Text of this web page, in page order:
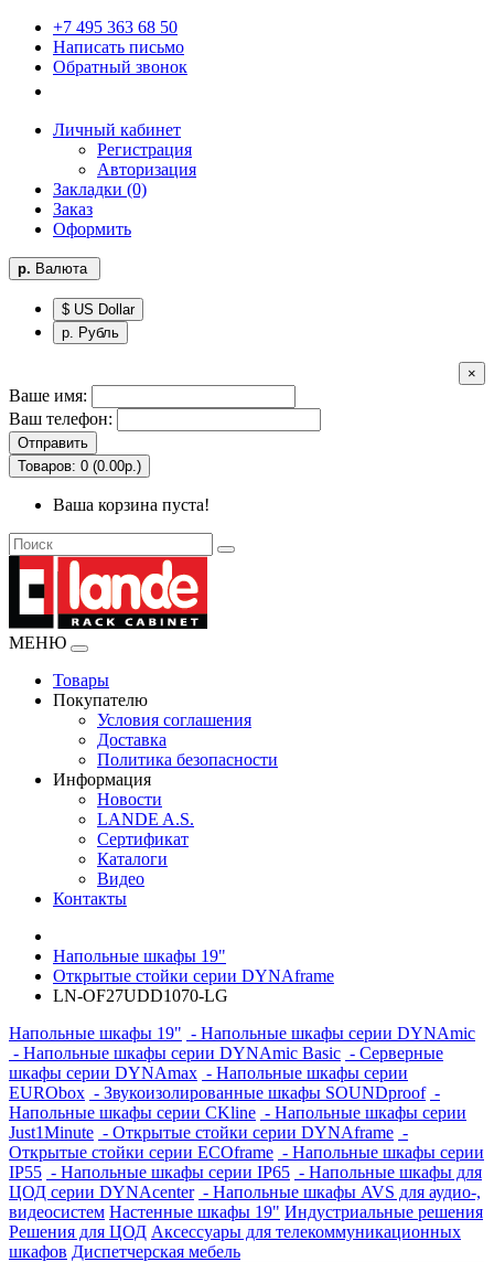
+7 495 363 68 50
Написать письмо
Обратный звонок
Личный кабинет
Регистрация
Авторизация
Закладки (0)
Заказ
Оформить
р. Валюта
$ US Dollar
р. Рубль
×
Ваше имя:
Ваш телефон:
Отправить
Товаров: 0 (0.00р.)
Ваша корзина пуста!
МЕНЮ
Товары
Покупателю
Условия соглашения
Доставка
Политика безопасности
Информация
Новости
LANDE A.S.
Сертификат
Каталоги
Видео
Контакты
Напольные шкафы 19"
Открытые стойки серии DYNAframe
LN-OF27UDD1070-LG
Напольные шкафы 19" - Напольные шкафы серии DYNAmic
- Напольные шкафы серии DYNAmic Basic - Серверные
шкафы серии DYNAmax - Напольные шкафы серии
EURObox - Звукоизолированные шкафы SOUNDproof -
Напольные шкафы серии CKline - Напольные шкафы серии
Just1Minute - Открытые стойки серии DYNAframe -
Открытые стойки серии ECOframe - Напольные шкафы серии
IP55 - Напольные шкафы серии IP65 - Напольные шкафы для
ЦОД серии DYNAcenter - Напольные шкафы AVS для аудио-,
видеосистем Настенные шкафы 19" Индустриальные решения
Решения для ЦОД Аксессуары для телекоммуникационных
шкафов Диспетчерская мебель